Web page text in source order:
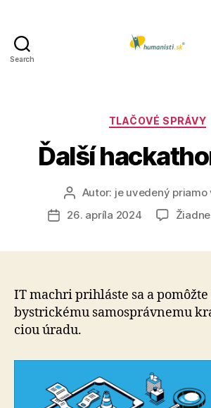
Search
Kategórie
TLAČOVÉ SPRÁVY
Ďalší
Autor
článku
Autor: je uvedený priamo
Dátum
26. apríla 2024
IT machri prihláste sa a
bystrickému samo­správ­ne­mu
ciou úradu.